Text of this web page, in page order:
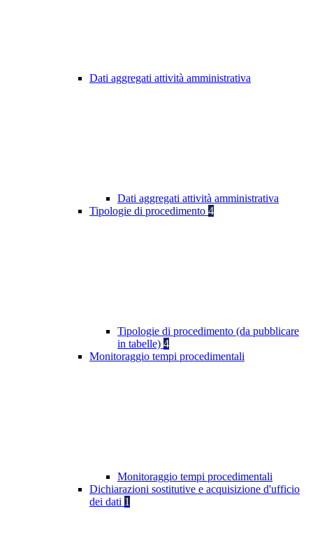
Dati aggregati attività amministrativa
Dati aggregati attività amministrativa
Tipologie di procedimento 4
Tipologie di procedimento (da pubblicare
in tabelle) 4
Monitoraggio tempi procedimentali
Monitoraggio tempi procedimentali
Dichiarazioni sostitutive e acquisizione d'ufficio
dei dati 1